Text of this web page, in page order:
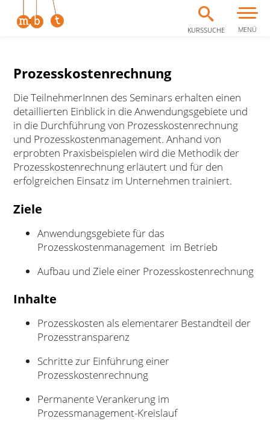
KURSSUCHE MENÜ
Prozesskostenrechnung
Die TeilnehmerInnen des Seminars erhalten einen
detaillierten Einblick in die Anwendungsgebiete und
in die Durchführung von Prozesskostenrechnung
und Prozesskostenmanagement. Anhand von
erprobten Praxisbeispielen wird die Methodik der
Prozesskostenrechnung erläutert und für den
erfolgreichen Einsatz im Unternehmen trainiert.
Ziele
Anwendungsgebiete für das
Prozesskostenmanagement im Betrieb
Aufbau und Ziele einer Prozesskostenrechnung
Inhalte
Prozesskosten als elementarer Bestandteil der
Prozesstransparenz
Schritte zur Einführung einer
Prozesskostenrechnung
Permanente Verankerung im
Prozessmanagement-Kreislauf